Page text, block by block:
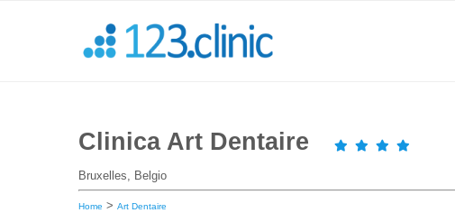
Clinica Art Dentaire
Bruxelles, Belgio
Home > Art Dentaire